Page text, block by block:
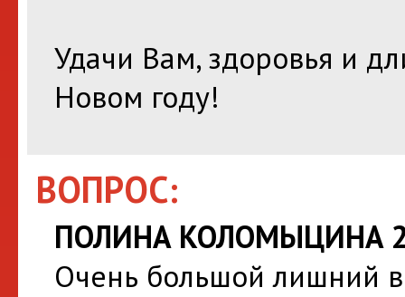
Удачи Вам, здоровья и
Новом году!
ВОПРОС:
ПОЛИНА КОЛОМЫЦИНА
Очень большой лишний